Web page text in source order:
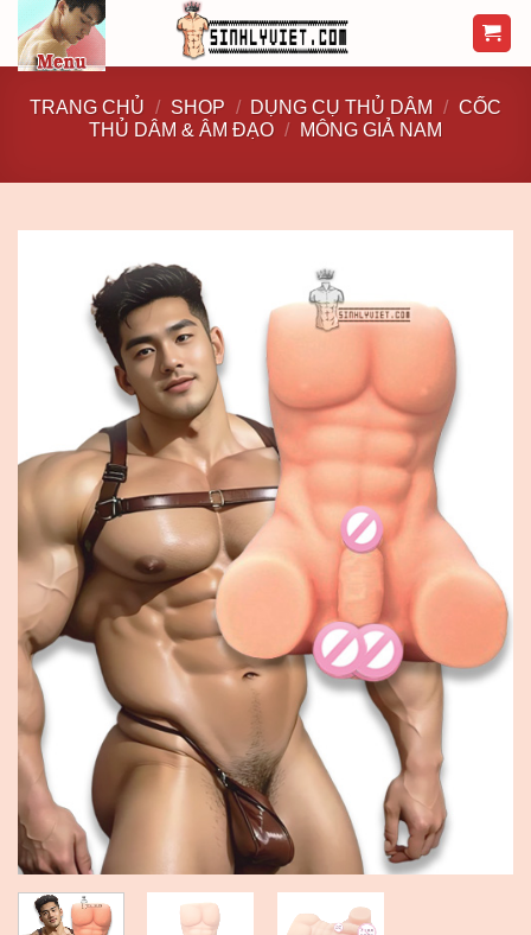
content
TRANG CHỦ / SHOP / DỤNG CỤ THỦ DÂM / CỐC
THỦ DÂM & ÂM ĐẠO / MÔNG GIẢ NAM